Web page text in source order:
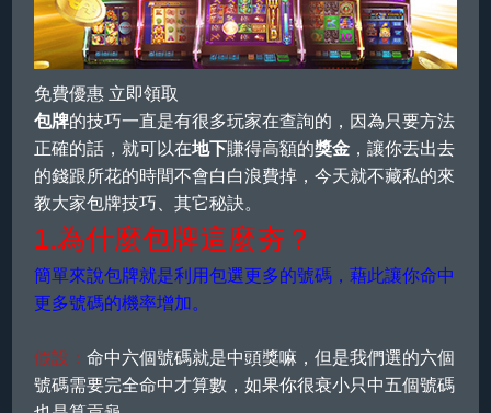
註冊
登入
免費優惠 立即領取
包牌的技巧一直是有很多玩家在查詢的，因為只要方法
正確的話，就可以在地下賺得高額的獎金 ，讓你丟出去
的錢跟所花的時間不會白白浪費掉，今天就不藏私的來
教大家包牌技巧、其它秘訣。
1.為什麼包牌這麼夯？
簡單來說包牌就是利用包選更多的號碼，藉此讓你命中
更多號碼的機率增加。
假設：命中六個號碼就是中頭獎嘛，但是我們選的六個
號碼需要完全命中才算數，如果你很衰小只中五個號碼